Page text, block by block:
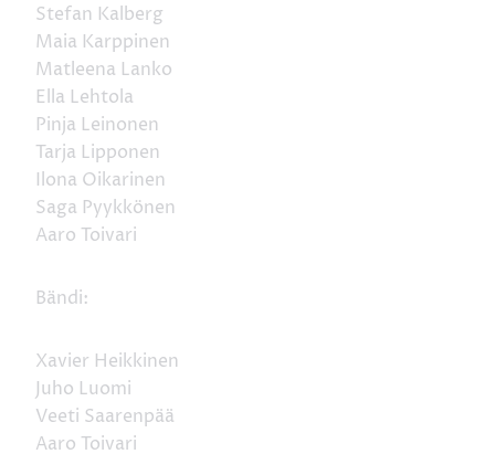
Stefan Kalberg
Maia Karppinen
Matleena Lanko
Ella Lehtola
Pinja Leinonen
Tarja Lipponen
Ilona Oikarinen
Saga Pyykkönen
Aaro Toivari
Bändi:
Xavier Heikkinen
Juho Luomi
Veeti Saarenpää
Aaro Toivari